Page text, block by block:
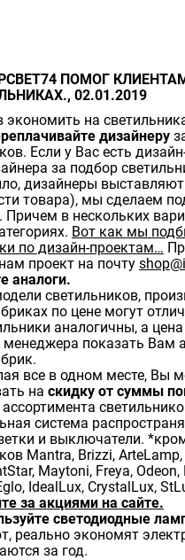
ПОМОГ
02.01.2019
экономить на
дизайнеру
Если у Вас есть
за подбор
дизайнеры выставляют
товара), мы сделаем
Причем в нескольких
Вот как мы
по дизайн-проектам…
проект на почту
аналоги.
светильников,
по цене могут
аналогичны, а
менеджера показать Вам
все в одном месте, Вы
на скидку от суммы
система
и выключатели.
Mantra, Brizzi,
Maytoni, Freya, Odeon,
IdealLux, CrystalLux,
за акциями на сайте.
светодиодные
реально экономят
за год.